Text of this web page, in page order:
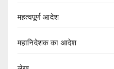
महत्वपूर्ण आदेश
महानिदेशक का आदेश